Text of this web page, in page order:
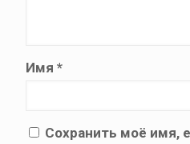
Имя *
Сохранить моё имя,